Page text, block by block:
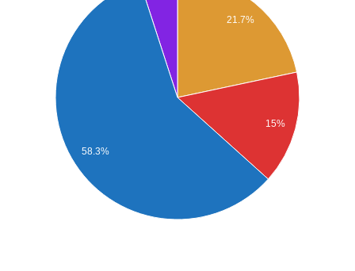
21.7%
15%
58.3%